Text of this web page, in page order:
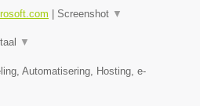
Screenshot ▼
▼
Automatisering, Hosting, e-